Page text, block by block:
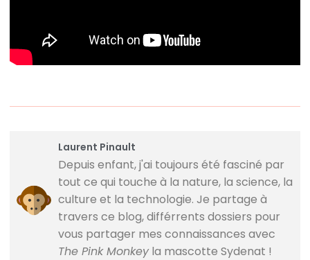
Laurent Pinault
Depuis enfant, j'ai toujours été fasciné par
tout ce qui touche à la nature, la science, la
culture et la technologie. Je partage à
travers ce blog, différrents dossiers pour
vous partager mes connaissances avec
The Pink Monkeyla mascotte Sydenat !